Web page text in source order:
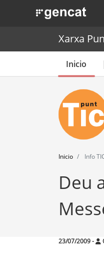
. Obre en una nova
Xarxa
Inicio
Inicio Info
Deu
23/07/2009-